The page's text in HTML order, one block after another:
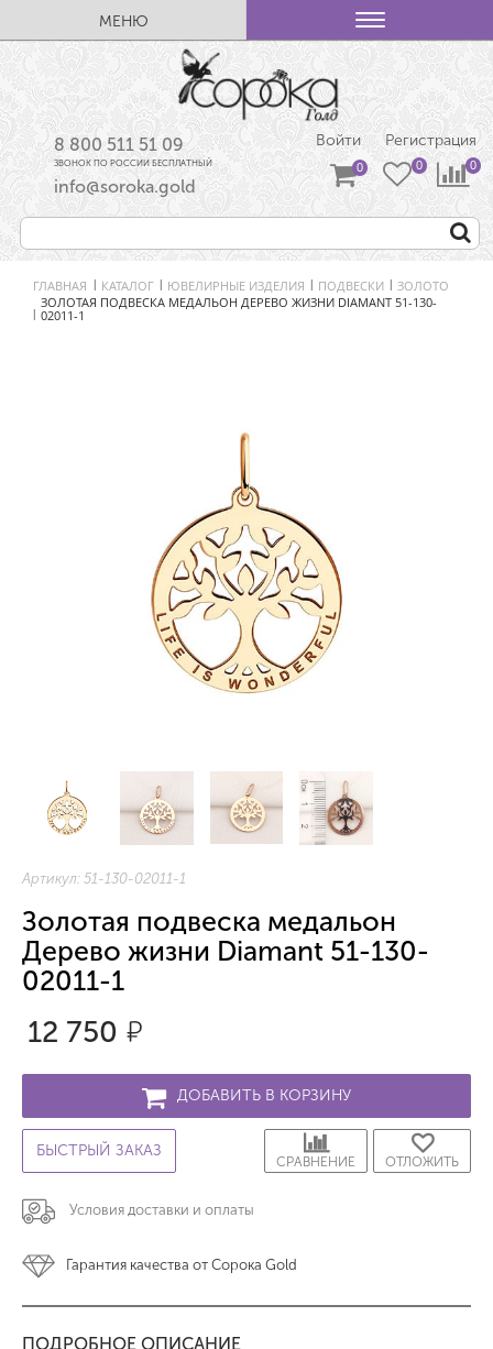
МЕНЮ
8 800 511 51 09
ЗВОНОК ПО РОССИИ БЕСПЛАТНЫЙ
info@soroka.gold
Войти Регистрация
ГЛАВНАЯ КАТАЛОГ ЮВЕЛИРНЫЕ ИЗДЕЛИЯ ПОДВЕСКИ ЗОЛОТО
ЗОЛОТАЯ ПОДВЕСКА МЕДАЛЬОН ДЕРЕВО ЖИЗНИ DIAMANT 51-130-
02011-1
Артикул: 51-130-02011-1
Золотая подвеска медальон
Дерево жизни Diamant 51-130-
02011-1
12 750 р.
ДОБАВИТЬ В КОРЗИНУ
БЫСТРЫЙ ЗАКАЗ
ОТЛОЖИТЬ
СРАВНЕНИЕ
Условия доставки и оплаты
Гарантия качества от Сорока Gold
ПОДРОБНОЕ ОПИСАНИЕ